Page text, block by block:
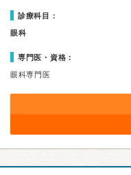
診療科目：
眼科
専門医・資格：
眼科専門医